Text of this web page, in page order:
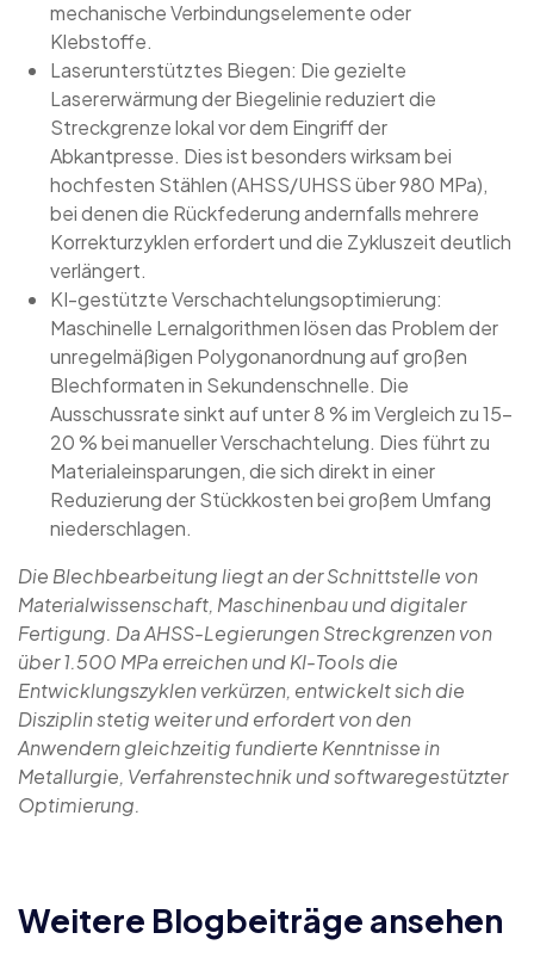
mechanische Verbindungselemente oder
Klebstoffe.
Laserunterstütztes Biegen: Die gezielte
Lasererwärmung der Biegelinie reduziert die
Streckgrenze lokal vor dem Eingriff der
Abkantpresse. Dies ist besonders wirksam bei
hochfesten Stählen (AHSS/UHSS über 980 MPa),
bei denen die Rückfederung andernfalls mehrere
Korrekturzyklen erfordert und die Zykluszeit deutlich
verlängert.
KI-gestützte Verschachtelungsoptimierung:
Maschinelle Lernalgorithmen lösen das Problem der
unregelmäßigen Polygonanordnung auf großen
Blechformaten in Sekundenschnelle. Die
Ausschussrate sinkt auf unter 8 % im Vergleich zu 15–
20 % bei manueller Verschachtelung. Dies führt zu
Materialeinsparungen, die sich direkt in einer
Reduzierung der Stückkosten bei großem Umfang
niederschlagen.
Die Blechbearbeitung liegt an der Schnittstelle von
Materialwissenschaft, Maschinenbau und digitaler
Fertigung. Da AHSS-Legierungen Streckgrenzen von
über 1.500 MPa erreichen und KI-Tools die
Entwicklungszyklen verkürzen, entwickelt sich die
Disziplin stetig weiter und erfordert von den
Anwendern gleichzeitig fundierte Kenntnisse in
Metallurgie, Verfahrenstechnik und softwaregestützter
Optimierung.
Weitere Blogbeiträge ansehen